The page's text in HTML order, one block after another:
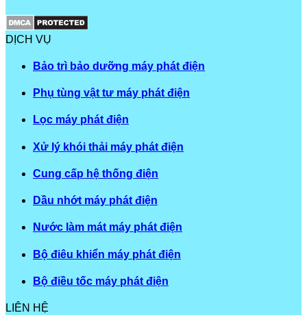
DỊCH VỤ
Bảo trì bảo dưỡng máy phát điện
Phụ tùng vật tư máy phát điện
Lọc máy phát điện
Xử lý khói thải máy phát điện
Cung cấp hệ thống điện
Dầu nhớt máy phát điện
Nước làm mát máy phát điện
Bộ điêu khiển máy phát điện
Bộ điều tốc máy phát điện
LIÊN HỆ